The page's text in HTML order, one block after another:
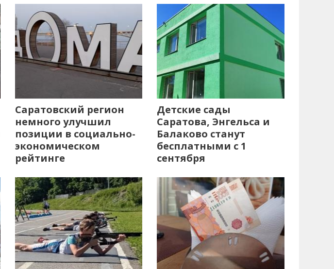
Саратовский регион
немного улучшил
позиции в социально-
экономическом
рейтинге
Детские сады
Саратова, Энгельса и
Балаково станут
бесплатными с 1
сентября